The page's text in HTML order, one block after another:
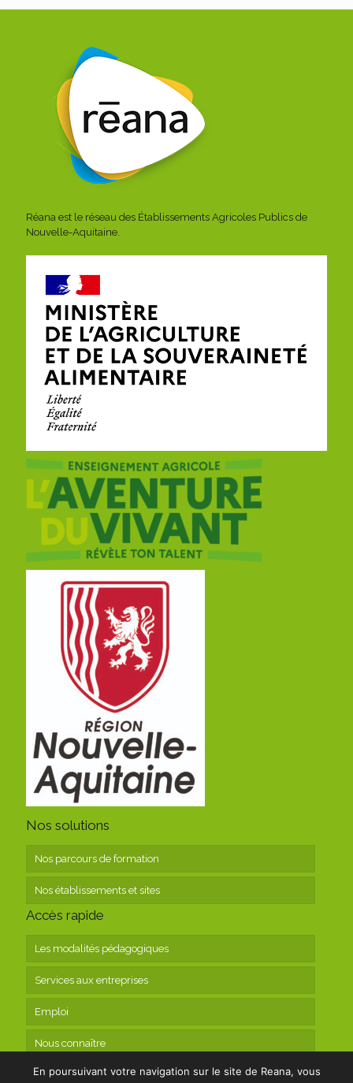
Réana est le réseau des Établissements Agricoles Publics de
Nouvelle-Aquitaine.
Nos solutions
Nos parcours de formation
Nos établissements et sites
Accès rapide
Les modalités pédagogiques
Services aux entreprises
Emploi
Nous connaître
Contact
En poursuivant votre navigation sur le site de Reana, vous